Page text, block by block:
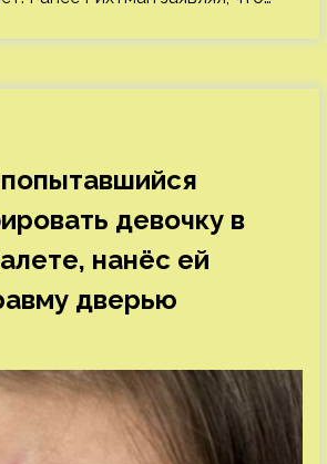
девочку в
нанёс ей
дверью